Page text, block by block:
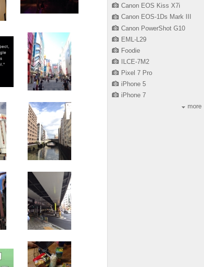
Canon EOS Kiss X7i
Canon EOS-1Ds Mark III
Canon PowerShot G10
EML-L29
Foodie
ILCE-7M2
Pixel 7 Pro
iPhone 5
iPhone 7
more